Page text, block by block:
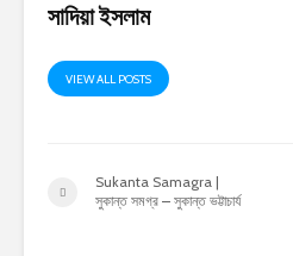
সাদিয়া ইসলাম
VIEW ALL POSTS
Sukanta Samagra |
সুকান্ত সমগ্র – সুকান্ত ভট্টাচার্য